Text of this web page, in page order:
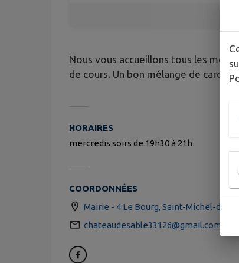
Nous vous accueillons tous les
de cours. Un bon mélange de cardio
HORAIRES
mercredis soirs de 19h30 à 21h
COORDONNÉES
Mairie - 4 Le Bourg, Saint-Michel-de-
chateaudesable33126@gmail.com